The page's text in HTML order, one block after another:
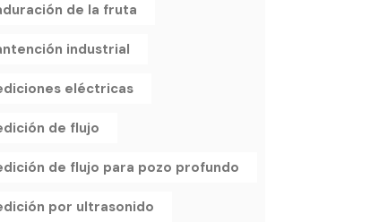
de la fruta
industrial
eléctricas
de flujo
de flujo para pozo profundo
por ultrasonido